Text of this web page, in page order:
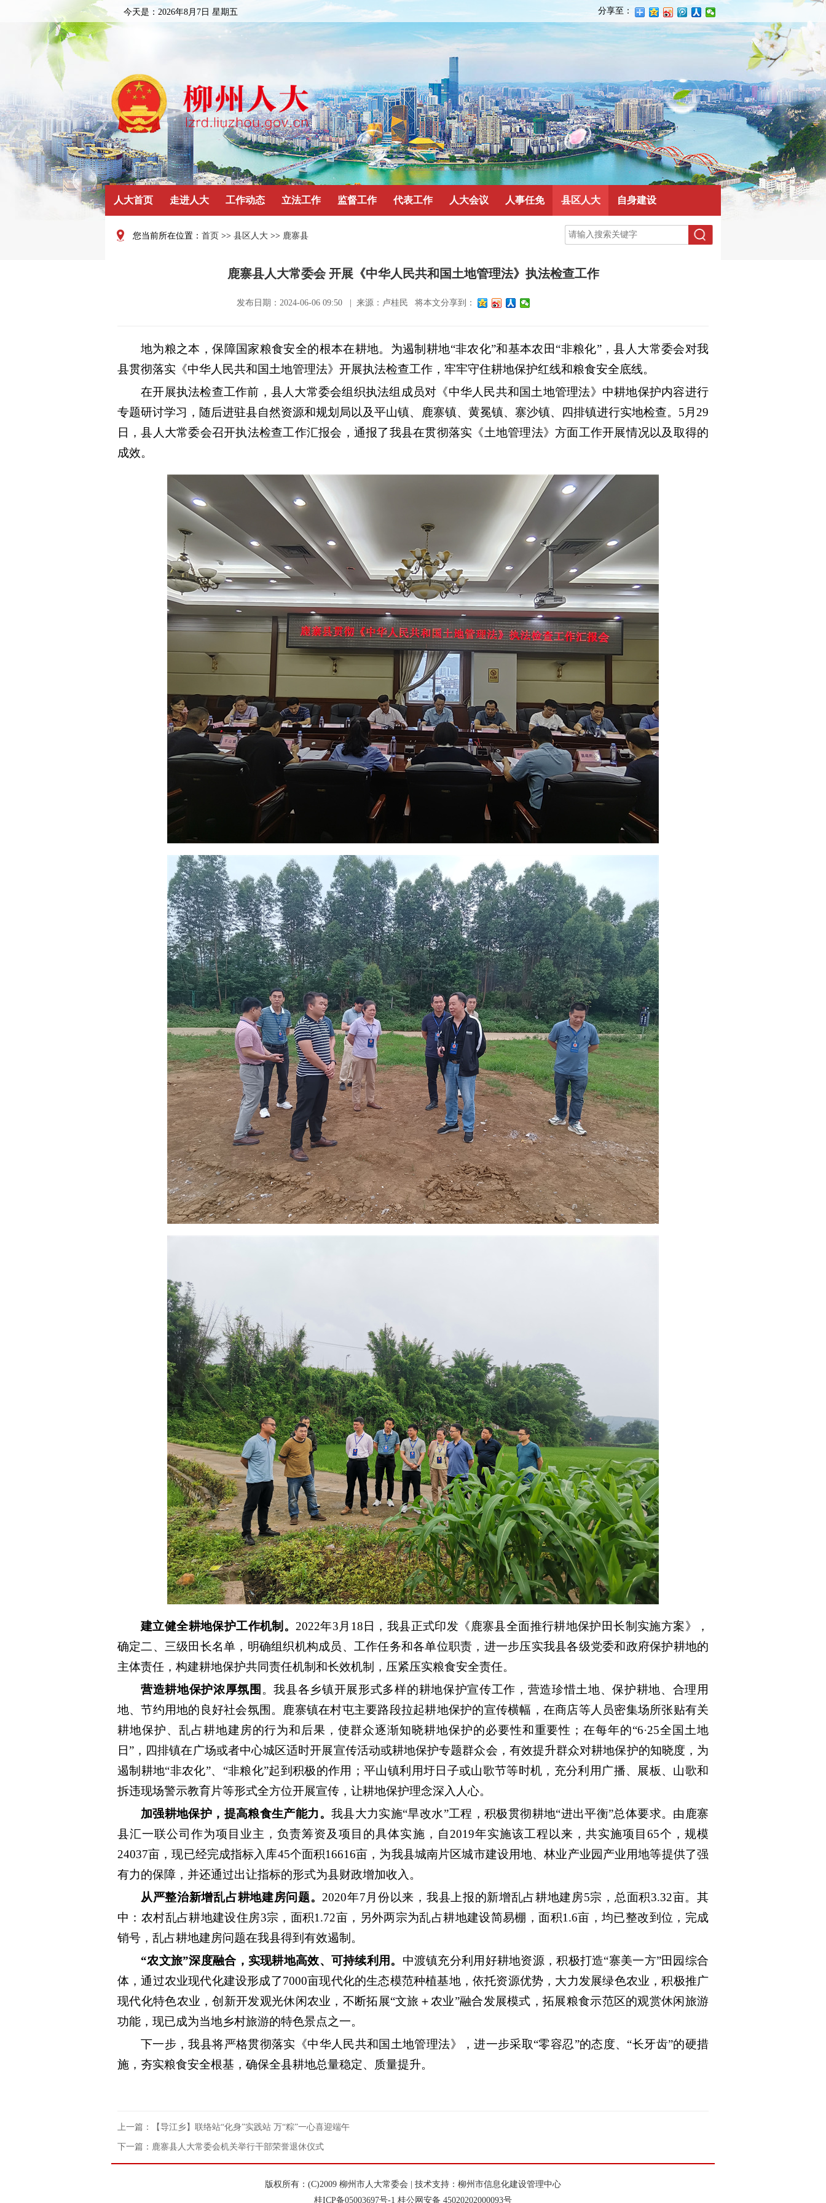
今天是： 2026年8月7日 星期五 分享至：
人大首页 走进人大 工作动态 立法工作 监督工作 代表工作 人大会议 人事任免 县区人大 自身建设
您当前所在位置： 首页 >> 县区人大 >> 鹿寨县
鹿寨县人大常委会 开展《中华人民共和国土地管理法》执法检查工作
发布日期：2024-06-06 09:50 | 来源：卢桂民 将本文分享到：
地为粮之本，保障国家粮食安全的根本在耕地。为遏制耕地“非农化”和基本农田“非粮化”，县人大常委会对我
县贯彻落实《中华人民共和国土地管理法》开展执法检查工作，牢牢守住耕地保护红线和粮食安全底线。
在开展执法检查工作前，县人大常委会组织执法组成员对《中华人民共和国土地管理法》中耕地保护内容进行
专题研讨学习，随后进驻县自然资源和规划局以及平山镇、鹿寨镇、黄冕镇、寨沙镇、四排镇进行实地检查。5月29
日，县人大常委会召开执法检查工作汇报会，通报了我县在贯彻落实《土地管理法》方面工作开展情况以及取得的
成效。
建立健全耕地保护工作机制。2022年3月18日，我县正式印发《鹿寨县全面推行耕地保护田长制实施方案》，
确定二、三级田长名单，明确组织机构成员、工作任务和各单位职责，进一步压实我县各级党委和政府保护耕地的
主体责任，构建耕地保护共同责任机制和长效机制，压紧压实粮食安全责任。
营造耕地保护浓厚氛围 。我县各乡镇开展形式多样的耕地保护宣传工作，营造珍惜土地、保护耕地、合理用
地、节约用地的良好社会氛围。鹿寨镇在村屯主要路段拉起耕地保护的宣传横幅，在商店等人员密集场所张贴有关
耕地保护、乱占耕地建房的行为和后果，使群众逐渐知晓耕地保护的必要性和重要性；在每年的“6·25全国土地
日”，四排镇在广场或者中心城区适时开展宣传活动或耕地保护专题群众会，有效提升群众对耕地保护的知晓度，为
遏制耕地“非农化”、“非粮化”起到积极的作用；平山镇利用圩日子或山歌节等时机，充分利用广播、展板、山歌和
拆违现场警示教育片等形式全方位开展宣传，让耕地保护理念深入人心。
加强耕地保护，提高粮食生产能力。 我县大力实施“旱改水”工程，积极贯彻耕地“进出平衡”总体要求。由鹿寨
县汇一联公司作为项目业主，负责筹资及项目的具体实施，自2019年实施该工程以来，共实施项目65个，规模
24037亩，现已经完成指标入库45个面积16616亩，为我县城南片区城市建设用地、林业产业园产业用地等提供了强
有力的保障，并还通过出让指标的形式为县财政增加收入。
从严整治新增乱占耕地建房问题。2020年7月份以来，我县上报的新增乱占耕地建房5宗，总面积3.32亩。其
中：农村乱占耕地建设住房3宗，面积1.72亩，另外两宗为乱占耕地建设简易棚，面积1.6亩，均已整改到位，完成
销号，乱占耕地建房问题在我县得到有效遏制。
“农文旅”深度融合，实现耕地高效、可持续利用。 中渡镇充分利用好耕地资源，积极打造“寨美一方”田园综合
体，通过农业现代化建设形成了7000亩现代化的生态模范种植基地，依托资源优势，大力发展绿色农业，积极推广
现代化特色农业，创新开发观光休闲农业，不断拓展“文旅＋农业”融合发展模式，拓展粮食示范区的观赏休闲旅游
功能，现已成为当地乡村旅游的特色景点之一。
下一步，我县将严格贯彻落实《中华人民共和国土地管理法》，进一步采取“零容忍”的态度、“长牙齿”的硬措
施，夯实粮食安全根基，确保全县耕地总量稳定、质量提升。
上一篇：【导江乡】联络站“化身”实践站 万“粽”一心喜迎端午
下一篇：鹿寨县人大常委会机关举行干部荣誉退休仪式
版权所有：(C)2009 柳州市人大常委会 | 技术支持：柳州市信息化建设管理中心
桂ICP备05003697号-1 桂公网安备 45020202000093号